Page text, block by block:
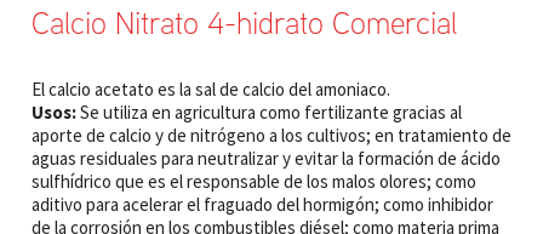
Calcio Nitrato 4-hidrato Comercial
El calcio acetato es la sal de calcio del amoniaco.
Usos:Se utiliza en agricultura como fertilizante gracias al
aporte de calcio y de nitrógeno a los cultivos; en tratamiento de
aguas residuales para neutralizar y evitar la formación de ácido
sulfhídrico que es el responsable de los malos olores; como
aditivo para acelerar el fraguado del hormigón; como inhibidor
de la corrosión en los combustibles diésel; como materia prima